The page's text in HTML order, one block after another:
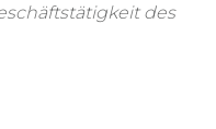
des